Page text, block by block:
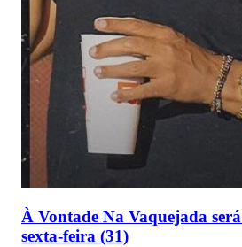
À Vontade Na Vaquejada
sexta-feira (31)